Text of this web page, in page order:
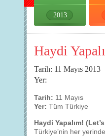
2013
Haydi
Tarih: 11 Mayıs 2013
Yer:
Tarih: 11 Mayıs
Yer: Tüm Türkiye
Haydi Yapalım!
Türkiye’nin her